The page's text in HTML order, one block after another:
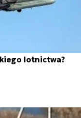
lotnictwa?